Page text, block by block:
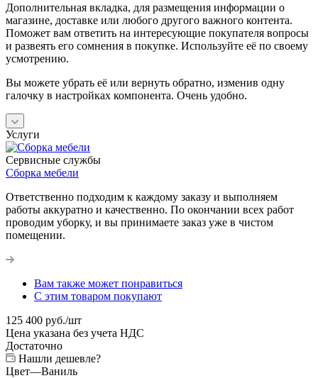
Дополнительная вкладка, для размещения информации о
магазине, доставке или любого другого важного контента.
Поможет вам ответить на интересующие покупателя вопросы
и развеять его сомнения в покупке. Используйте её по своему
усмотрению.
Вы можете убрать её или вернуть обратно, изменив одну
галочку в настройках компонента. Очень удобно.
Услуги
Сервисные службы
Сборка мебели
Ответственно подходим к каждому заказу и выполняем
работы аккуратно и качественно. По окончании всех работ
проводим уборку, и вы принимаете заказ уже в чистом
помещении.
Вам также может понравиться
С этим товаром покупают
125 400 руб./шт
Цена указана без учета НДС
Достаточно
Нашли дешевле?
Цвет—Ваниль